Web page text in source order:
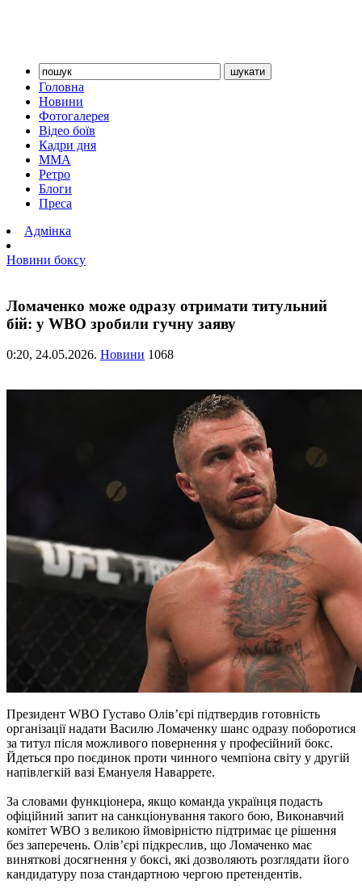
Головна
Новини
Фотогалерея
Відео боїв
Кадри дня
ММА
Ретро
Блоги
Преса
Адмінка
Новини боксу
Ломаченко може одразу отримати титульний
бій: у WBO зробили гучну заяву
0:20, 24.05.2026. Новини 1068
Президент WBO Густаво Олів’єрі підтвердив готовність
організації надати Василю Ломаченку шанс одразу поборотися
за титул після можливого повернення у професійний бокс.
Йдеться про поєдинок проти чинного чемпіона світу у другій
напівлегкій вазі Емануеля Наваррете.
За словами функціонера, якщо команда українця подасть
офіційний запит на санкціонування такого бою, Виконавчий
комітет WBO з великою ймовірністю підтримає це рішення
без заперечень. Олів’єрі підкреслив, що Ломаченко має
виняткові досягнення у боксі, які дозволяють розглядати його
кандидатуру поза стандартною чергою претендентів.